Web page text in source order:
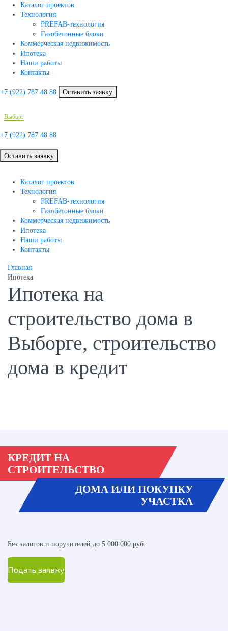
Каталог проектов
Технология
PREFAB-технология
Газобетонные блоки
Коммерческая недвижимость
Ипотека
Наши работы
Контакты
+7 (922) 787 48 88 Оставить заявку
Выборг
+7 (922) 787 48 88
Оставить заявку
Каталог проектов
Технология
PREFAB-технология
Газобетонные блоки
Коммерческая недвижимость
Ипотека
Наши работы
Контакты
Главная
Ипотека
Ипотека на
строительство дома в
Выборге, строительство
дома в кредит
КРЕДИТ НА
СТРОИТЕЛЬСТВО
ДОМА ИЛИ ПОКУПКУ
УЧАСТКА
Без залогов и поручителей до 5 000 000 руб.
Подать заявку